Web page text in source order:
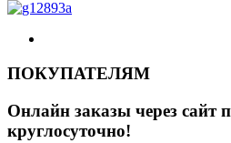
ПОКУПАТЕЛЯМ
Онлайн заказы через сайт
круглосуточно!